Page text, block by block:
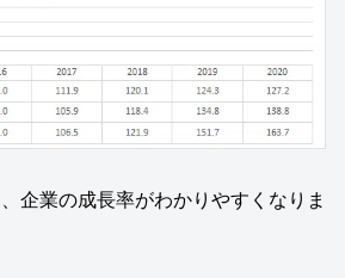
企業の成長率がわかりやすくなりま